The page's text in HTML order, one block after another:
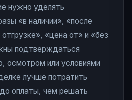
нужно уделять
«в наличии», «после
«цена от» и «без
подтверждаться
осмотром или условиями
лучше потратить
оплаты, чем решать